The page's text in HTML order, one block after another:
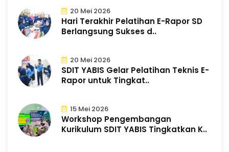
20 Mei 2026
Hari Terakhir Pelatihan E-Rapor SD
Berlangsung Sukses d..
20 Mei 2026
SDIT YABIS Gelar Pelatihan Teknis E-
Rapor untuk Tingkat..
15 Mei 2026
Workshop Pengembangan
Kurikulum SDIT YABIS Tingkatkan K..